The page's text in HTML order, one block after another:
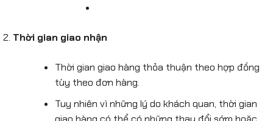
Thời gian giao nhận
Thời gian giao hàng thỏa thuận theo hợp đồng
tùy theo đơn hàng.
Tuy nhiên vì những lý do khách quan, thời gian